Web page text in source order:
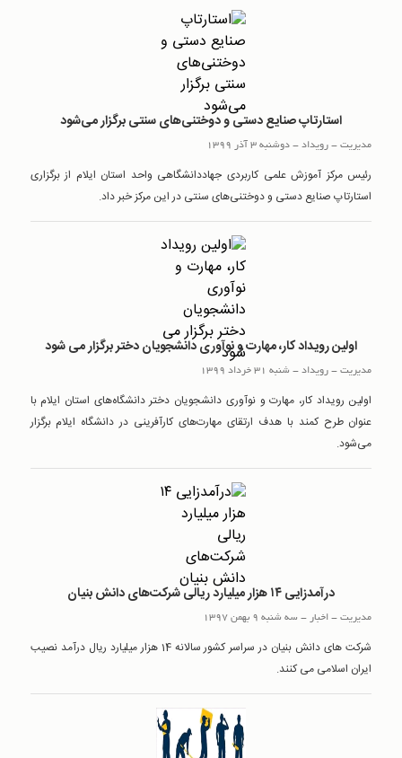
استارتاپ صنایع دستی و دوختنی‌های سنتی برگزار می‌شود
مدیریت-رويداد-دوشنبه 3 آذر 1399
رئیس مرکز آموزش علمی کاربردی جهاددانشگاهی واحد استان ایلام از برگزاری
استارتاپ صنایع دستی و دوختنی‌های سنتی در این مرکز خبر داد.
اولین رویداد کار، مهارت و نوآوری دانشجویان دختر برگزار می شود
مدیریت-رويداد- شنبه 31 خرداد 1399
اولین رویداد کار، مهارت و نوآوری دانشجویان دختر دانشگاه‌های استان ایلام با
عنوان طرح کمند با هدف ارتقای مهارت‌های کارآفرینی در دانشگاه ایلام برگزار
می‌شود.
درآمدزایی ۱۴ هزار میلیارد ریالی شرکت‌های دانش بنیان
مدیریت-اخبار - سه شنبه 9 بهمن 1397
شرکت های دانش بنیان در سراسر کشور سالانه 14 هزار میلیارد ریال درآمد نصیب
ایران اسلامی می کنند.